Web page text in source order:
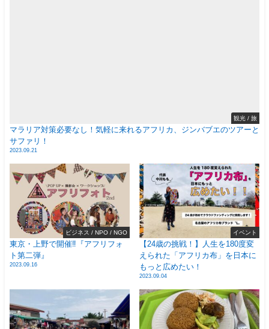
観光 / 旅
マラリア対策必要なし！気軽に来れるアフリカ、ジンバブエのツアーと
サファリ！
2023.09.21
ビジネス / NPO / NGO
東京・上野で開催‼️『アフリフォ
ト第二弾』
2023.09.16
イベント
【24歳の挑戦！】人生を180度変
えられた「アフリカ布」を日本に
もっと広めたい！
2023.09.04